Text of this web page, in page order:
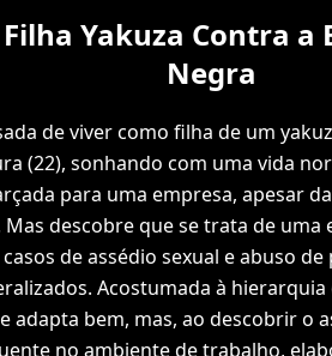
Yakuza Contra a
Negra
de viver como filha de um
(22), sonhando com uma vida
para uma empresa, apesar
Mas descobre que se trata de uma
de assédio sexual e abuso
Acostumada à hierarquia
adapta bem, mas, ao descobrir o
no ambiente de trabalho,